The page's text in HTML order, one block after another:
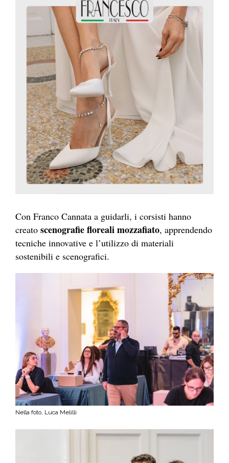
Con Franco Cannata a guidarli, i corsisti hanno
creato scenografie floreali mozzafiato, apprendendo
tecniche innovative e l’utilizzo di materiali
sostenibili e scenografici.
Nella foto, Luca Melilli